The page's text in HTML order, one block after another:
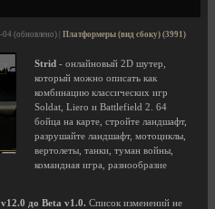
04 (обновлено) | Платформеры (вид сбоку) (3991)
Strid - онлайновый 2D шутер,
который можно описать как
комбинацию классических игр
Soldat, Liero и Battlefield 2. 64
бойца на карте, стройте ландшафт,
разрушайте ландшафт, мотоциклы,
вертолеты, танки, туман войны,
командная игра, разнообразие
до Beta v1.0. Список изменений не